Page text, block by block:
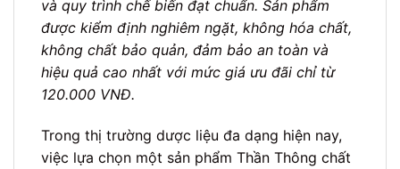
và quy trình chế biến đạt chuẩn. Sản phẩm
được kiểm định nghiêm ngặt, không hóa chất,
không chất bảo quản, đảm bảo an toàn và
hiệu quả cao nhất với mức giá ưu đãi chỉ từ
120.000 VNĐ.
Trong thị trường dược liệu đa dạng hiện nay,
việc lựa chọn một sản phẩm Thần Thông chất